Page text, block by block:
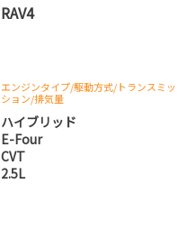
RAV4
エンジンタイプ/駆動方式/トランスミッ
ション/排気量
ハイブリッド
E-Four
CVT
2.5L